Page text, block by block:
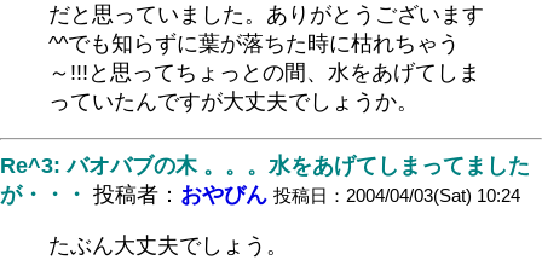
だと思っていました。ありがとうございます
^^でも知らずに葉が落ちた時に枯れちゃう
～!!!と思ってちょっとの間、水をあげてしま
っていたんですが大丈夫でしょうか。
Re^3: バオバブの木 。。。水をあげてしまってました
が・・・ 投稿者： おやびん 投稿日：2004/04/03(Sat) 10:24
たぶん大丈夫でしょう。